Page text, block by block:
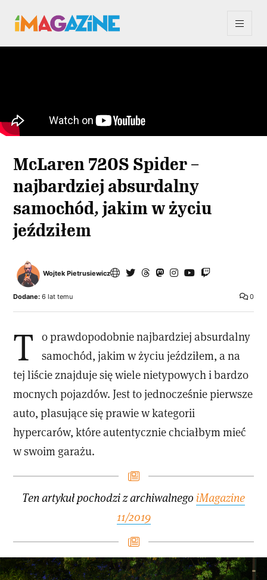
McLaren 720S Spider –
najbardziej absurdalny
samochód, jakim w życiu
jeździłem
Wojtek Pietrusiewicz
0
Dodane: 6 lat temu
T
o prawdopodobnie najbardziej absurdalny
samochód, jakim w życiu jeździłem, a na
tej liście znajduje się wiele nietypowych i bardzo
mocnych pojazdów. Jest to jednocześnie pierwsze
auto, plasujące się prawie w kategorii
hypercarów, które autentycznie chciałbym mieć
w swoim garażu.
Ten artykuł pochodzi z archiwalnego iMagazine
11/2019